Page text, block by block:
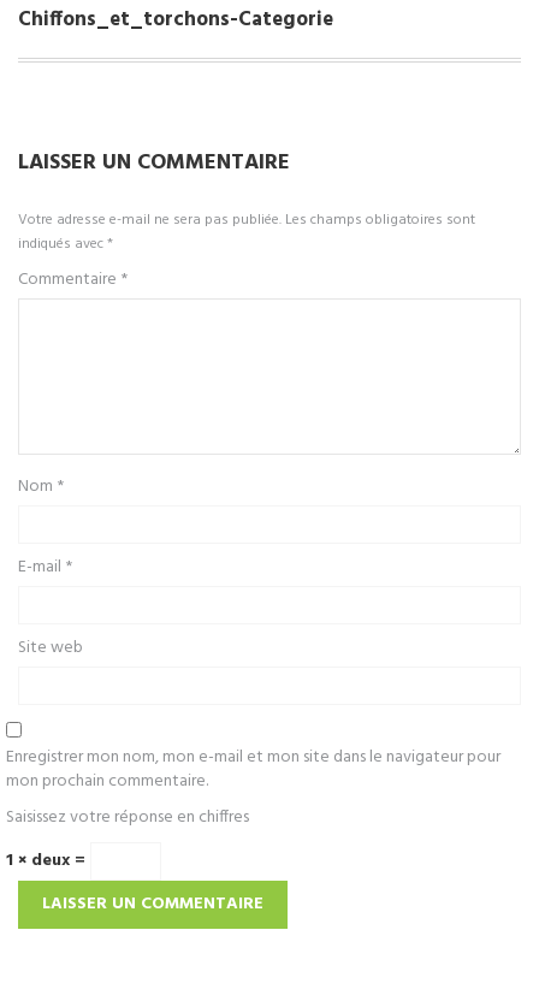
Chiffons_et_torchons-Categorie
LAISSER UN COMMENTAIRE
Votre adresse e-mail ne sera pas publiée. Les champs obligatoires sont
indiqués avec*
Commentaire *
Nom *
E-mail *
Site web
Enregistrer mon nom, mon e-mail et mon site dans le navigateur pour
mon prochain commentaire.
Saisissez votre réponse en chiffres
1 × deux =